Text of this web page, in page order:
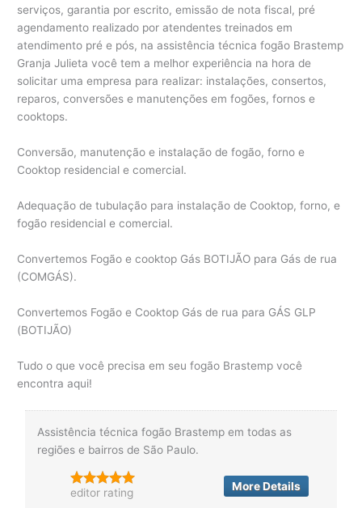
serviços, garantia por escrito, emissão de nota fiscal, pré
agendamento realizado por atendentes treinados em
atendimento pré e pós, na assistência técnica fogão Brastemp
Granja Julieta você tem a melhor experiência na hora de
solicitar uma empresa para realizar: instalações, consertos,
reparos, conversões e manutenções em fogões, fornos e
cooktops.
Conversão, manutenção​ e instalação de fogão, forno e
Cooktop residencial e comercial.
Adequação de tubulação para instalação de Cooktop, forno, e
fogão residencial e comercial.
Convertemos Fogão e cooktop Gás BOTIJÃO para Gás de rua
(COMGÁS).
Convertemos Fogão e Cooktop Gás de rua para GÁS GLP
(BOTIJÃO)
Tudo o que você precisa em seu fogão Brastemp você
encontra aqui!
Assistência técnica fogão Brastemp em todas as
regiões e bairros de São Paulo.
editor rating More Details